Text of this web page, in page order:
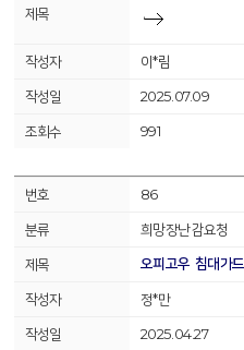
이*림
2025.07.09
991
86
희망장난감요청
오피고우 침대가드
정*만
2025.04.27